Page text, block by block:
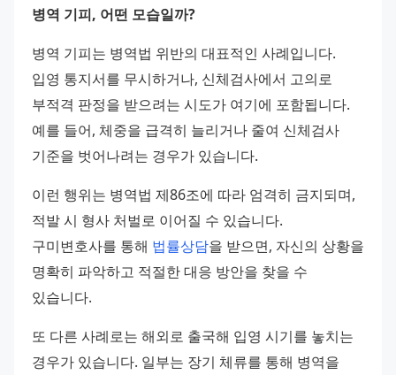
병역 기피, 어떤 모습일까?
병역 기피는 병역법 위반의 대표적인 사례입니다.
입영 통지서를 무시하거나, 신체검사에서 고의로
부적격 판정을 받으려는 시도가 여기에 포함됩니다.
예를 들어, 체중을 급격히 늘리거나 줄여 신체검사
기준을 벗어나려는 경우가 있습니다.
이런 행위는 병역법 제86조에 따라 엄격히 금지되며,
적발 시 형사 처벌로 이어질 수 있습니다.
구미변호사를 통해 법률상담을 받으면, 자신의 상황을
명확히 파악하고 적절한 대응 방안을 찾을 수
있습니다.
또 다른 사례로는 해외로 출국해 입영 시기를 놓치는
경우가 있습니다. 일부는 장기 체류를 통해 병역을